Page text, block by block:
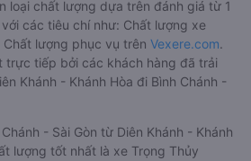
loại chất lượng dựa trên đánh giá từ 1
các tiêu chí như: Chất lượng xe
lượng phục vụ trên Vexere.com.
trực tiếp bởi các khách hàng đã trải
Khánh - Khánh Hòa đi Bình Chánh -
- Sài Gòn từ Diên Khánh - Khánh
lượng tốt nhất là xe Trọng Thủy